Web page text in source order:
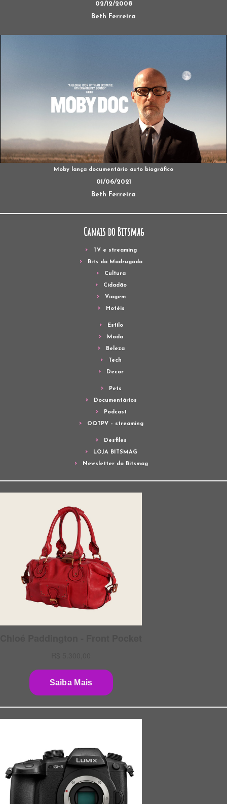
02/12/2008
Beth Ferreira
Moby lança documentário auto biográfico
01/06/2021
Beth Ferreira
Canais do Bitsmag
TV e streaming
Bits da Madrugada
Cultura
Cidadão
Viagem
Hotéis
Estilo
Moda
Beleza
Tech
Decor
Pets
Documentários
Podcast
OQTPV – streaming
Desfiles
LOJA BITSMAG
Newsletter do Bitsmag